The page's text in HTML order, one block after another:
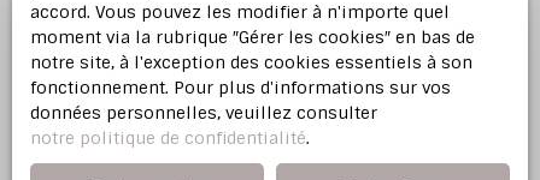
Profitez d'uneestimation
offerte
Notre agence immobilière vous offre une
accord. Vous pouvez les modifier à n'importe quel
moment via la rubrique ″Gérer les cookies″ en bas de
notre site, à l'exception des cookies essentiels à son
fonctionnement. Pour plus d'informations sur vos
données personnelles, veuillez consulter
notre politique de confidentialité.